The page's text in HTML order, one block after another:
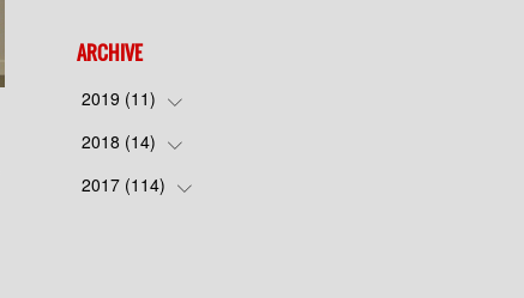
ARCHIVE
2019 (11)
(7)
( 4)
2018 (14)
( 1)
2017 (114)